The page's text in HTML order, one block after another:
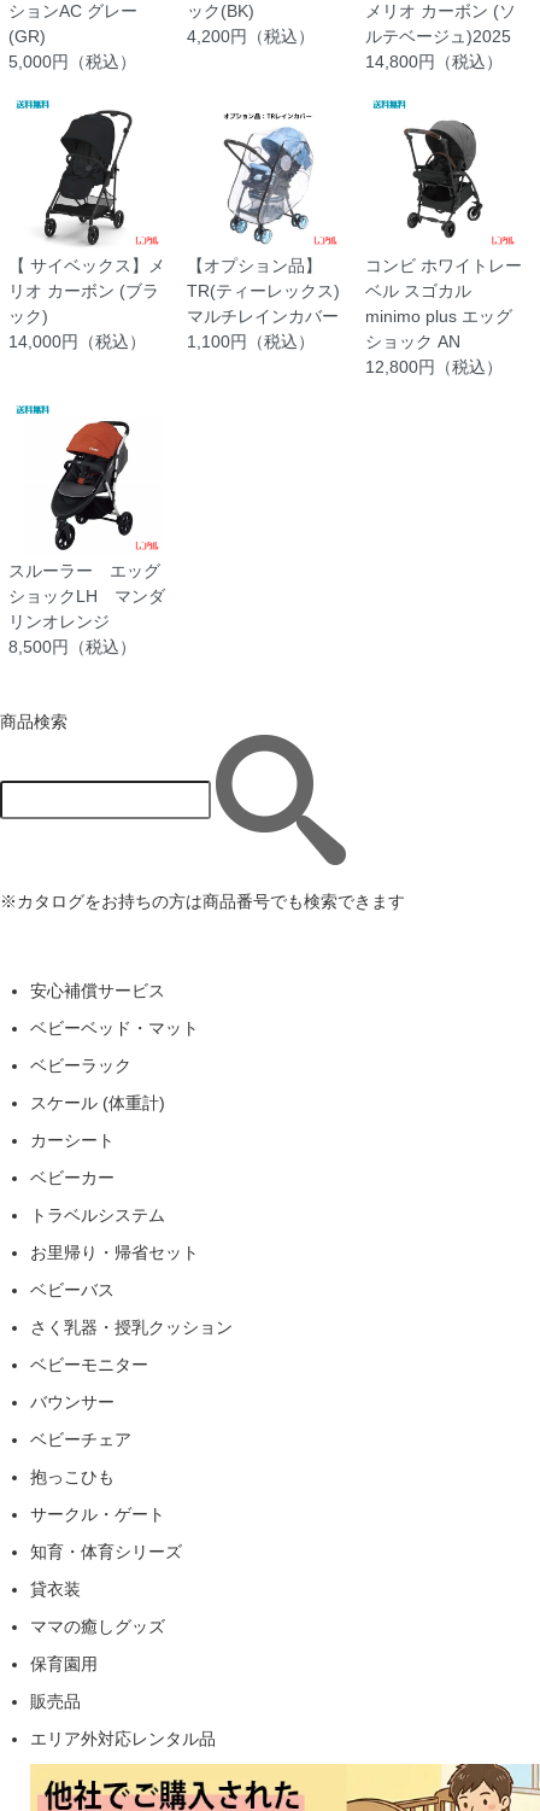
ションAC グレー
(GR)
5,000円（税込）
ック(BK)
4,200円（税込）
メリオ カーボン (ソ
ルテベージュ)2025
14,800円（税込）
【 サイベックス】メ
リオ カーボン (ブラ
ック)
14,000円（税込）
【オプション品】
TR(ティーレックス)
マルチレインカバー
1,100円（税込）
コンビ ホワイトレー
ベル スゴカル
minimo plus エッグ
ショック AN
12,800円（税込）
スルーラー エッグ
ショックLH マンダ
リンオレンジ
8,500円（税込）
商品検索
※カタログをお持ちの方は商品番号でも検索できます
安心補償サービス
ベビーベッド・マット
ベビーラック
スケール (体重計)
カーシート
ベビーカー
トラベルシステム
お里帰り・帰省セット
ベビーバス
さく乳器・授乳クッション
ベビーモニター
バウンサー
ベビーチェア
抱っこひも
サークル・ゲート
知育・体育シリーズ
貸衣装
ママの癒しグッズ
保育園用
販売品
エリア外対応レンタル品